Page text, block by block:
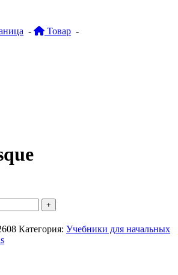
- Товар -
Категория: Учебники для начальных